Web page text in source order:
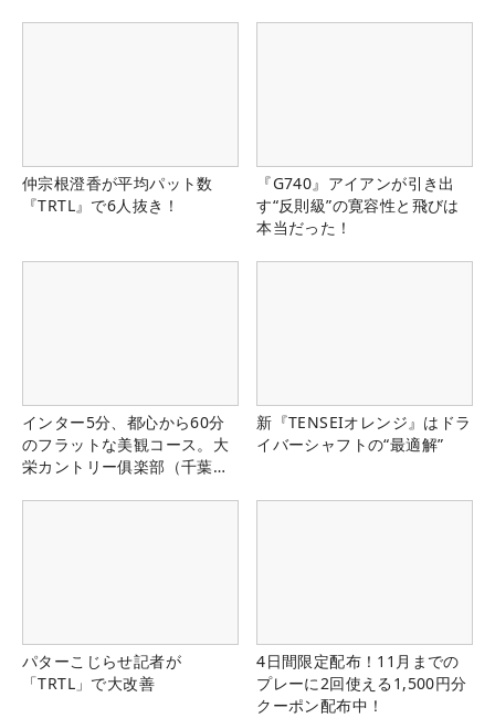
仲宗根澄香が平均パット数
『TRTL』で6人抜き！
『G740』アイアンが引き出
す“反則級”の寛容性と飛びは
本当だった！
インター5分、都心から60分
のフラットな美観コース。大
栄カントリー俱楽部（千葉
新『TENSEIオレンジ』はドラ
イバーシャフトの“最適解”
パターこじらせ記者が
「TRTL」で大改善
4日間限定配布！11月までの
プレーに2回使える1,500円分
クーポン配布中！